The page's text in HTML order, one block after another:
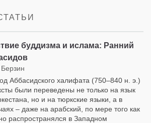
буддизма и ислама: Ранний
Аббасидского халифата (750–840 н. э.)
были переведены не только на язык
но и на тюркские языки, а в
– даже на арабский, по мере того как
распространялся в Западном